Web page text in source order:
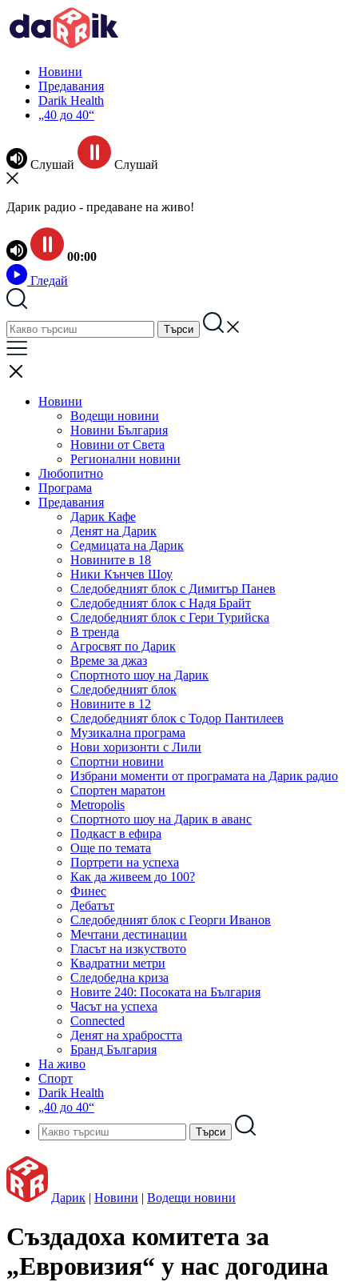
Новини
Предавания
Darik Health
„40 до 40“
Слушай Слушай
Дарик радио - предаване на живо!
00:00
Гледай
Новини
Водещи новини
Новини България
Новини от Света
Регионални новини
Любопитно
Програма
Предавания
Дарик Кафе
Денят на Дарик
Седмицата на Дарик
Новините в 18
Ники Кънчев Шоу
Следобедният блок с Димитър Панев
Следобедният блок с Надя Брайт
Следобедният блок с Гери Турийска
В тренда
Агросвят по Дарик
Време за джаз
Спортното шоу на Дарик
Следобедният блок
Новините в 12
Следобедният блок с Тодор Пантилеев
Музикална програма
Нови хоризонти с Лили
Спортни новини
Избрани моменти от програмата на Дарик радио
Спортен маратон
Metropolis
Спортното шоу на Дарик в аванс
Подкаст в ефира
Още по темата
Портрети на успеха
Как да живеем до 100?
Финес
Дебатът
Следобедният блок с Георги Иванов
Мечтани дестинации
Гласът на изкуството
Квадратни метри
Следобедна криза
Новите 240: Посоката на България
Часът на успеха
Connected
Денят на храбростта
Бранд България
На живо
Спорт
Darik Health
„40 до 40“
Дарик | Новини | Водещи новини
Създадоха комитета за
„Евровизия“ у нас догодина